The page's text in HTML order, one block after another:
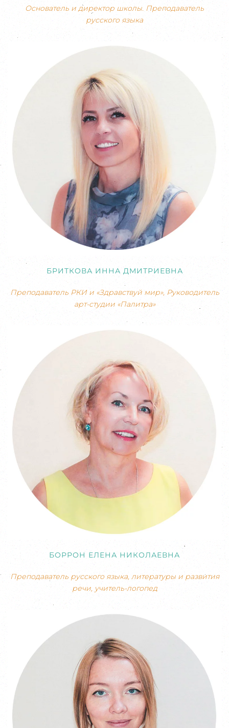
Основатель и директор школы. Преподаватель
русского языка
БРИТКОВА ИННА ДМИТРИЕВНА
Преподаватель РКИ и «Здравствуй мир», Руководитель
арт-студии «Палитра»
БОРРОН ЕЛЕНА НИКОЛАЕВНА
Преподаватель русского языка, литературы и развития
речи, учитель-логопед